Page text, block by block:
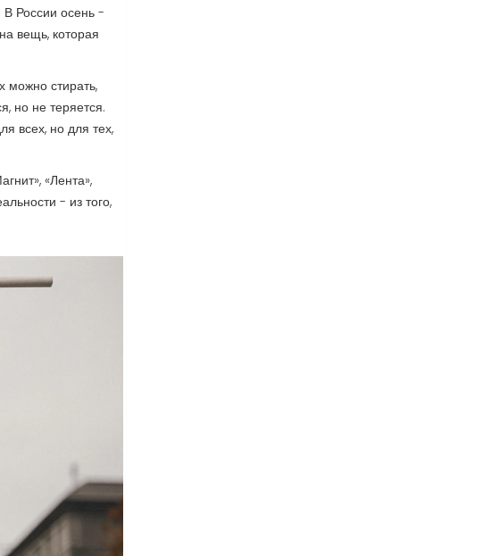
В России осень -
вещь, которая
можно стирать,
но не теряется.
всех, но для тех,
«Лента»,
- из того,